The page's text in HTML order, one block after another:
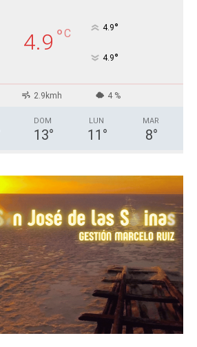
4.9 °C 4.9°
4.9°
2.9kmh 4 %
DOM
13°
LUN
11 °
MAR
8°